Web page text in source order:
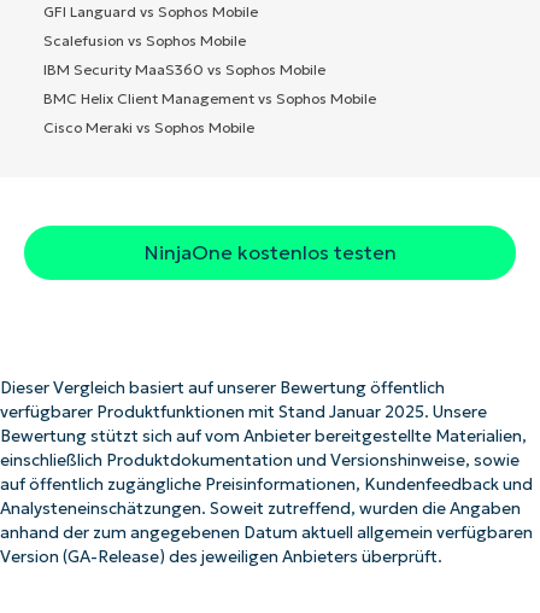
GFI Languard vs Sophos Mobile
Scalefusion vs Sophos Mobile
IBM Security MaaS360 vs Sophos Mobile
BMC Helix Client Management vs Sophos Mobile
Cisco Meraki vs Sophos Mobile
NinjaOne kostenlos testen
Dieser Vergleich basiert auf unserer Bewertung öffentlich
verfügbarer Produktfunktionen mit Stand Januar 2025. Unsere
Bewertung stützt sich auf vom Anbieter bereitgestellte Materialien,
einschließlich Produktdokumentation und Versionshinweise, sowie
auf öffentlich zugängliche Preisinformationen, Kundenfeedback und
Analysteneinschätzungen. Soweit zutreffend, wurden die Angaben
anhand der zum angegebenen Datum aktuell allgemein verfügbaren
Version (GA-Release) des jeweiligen Anbieters überprüft.